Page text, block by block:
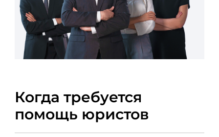
Когда требуется
помощь юристов